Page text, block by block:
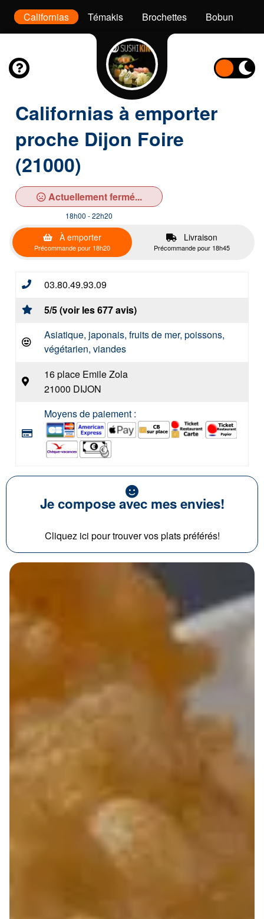
Californias Témakis Brochettes Bobun
Californias à emporter
proche Dijon Foire
(21000)
Actuellement fermé...
18h00 - 22h20
À emporter
Précommande pour 18h20
Livraison
Précommande pour 18h45
03.80.49.93.09
5/5 (voir les 677 avis)
Asiatique, japonais, fruits de mer, poissons,
végétarien, viandes
16 place Emile Zola
21000 DIJON
Moyens de paiement :
Je compose avec mes envies!
Cliquez ici pour trouver vos plats préférés!